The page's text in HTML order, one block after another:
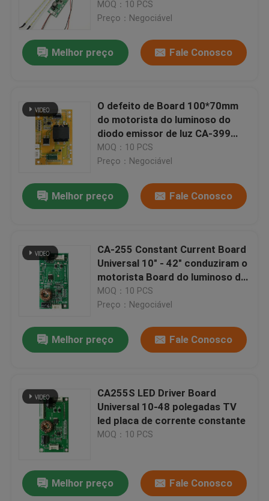
emissor de luz de 65 polegadas
MOQ：10 PCS
Preço：Negociável
Melhor preço Fale Conosco
O defeito de Board 100*70mm
do motorista do luminoso do
diodo emissor de luz CA-399
entrou 200ma
MOQ：10 PCS
Preço：Negociável
Melhor preço Fale Conosco
CA-255 Constant Current Board
Universal 10" - 42" conduziram o
motorista Board do luminoso da
tevê
MOQ：10 PCS
Preço：Negociável
Melhor preço Fale Conosco
CA255S LED Driver Board
Universal 10-48 polegadas TV
led placa de corrente constante
MOQ：10 PCS
Melhor preço Fale Conosco